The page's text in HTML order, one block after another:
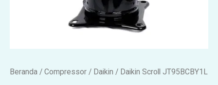
Beranda / Compressor / Daikin / Daikin Scroll JT95BCBY1L